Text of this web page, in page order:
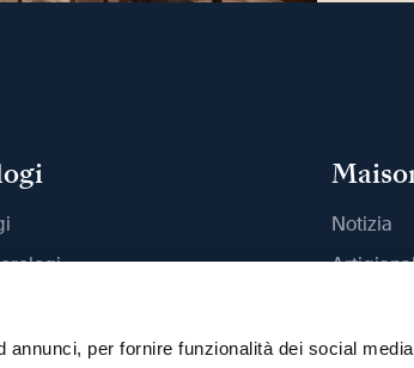
per fornire funzionalità dei social
Notizia